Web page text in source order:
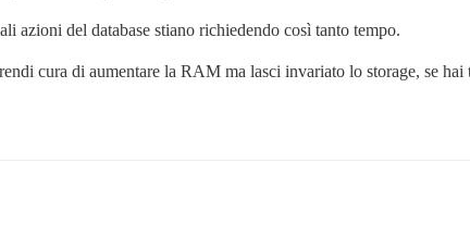
azioni del database stiano richiedendo così tanto tempo.
cura di aumentare la RAM ma lasci invariato lo storage, se